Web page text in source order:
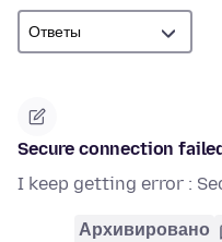
Secure connection
I keep getting error :
Архивировано